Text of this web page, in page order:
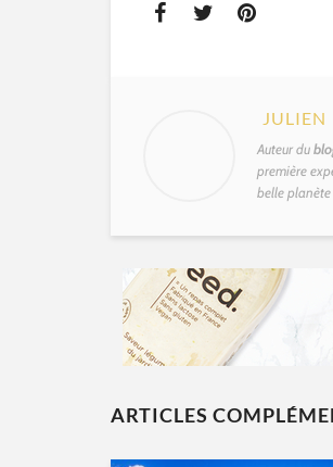
JULIEN
Auteur du
première
belle planète
ARTICLES